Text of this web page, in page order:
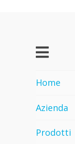
Home
Azienda
Prodotti